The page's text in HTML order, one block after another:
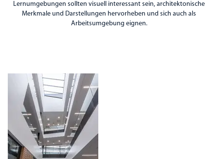
Lernumgebungen sollten visuell interessant sein, architektonische
Merkmale und Darstellungen hervorheben und sich auch als
Arbeitsumgebung eignen.